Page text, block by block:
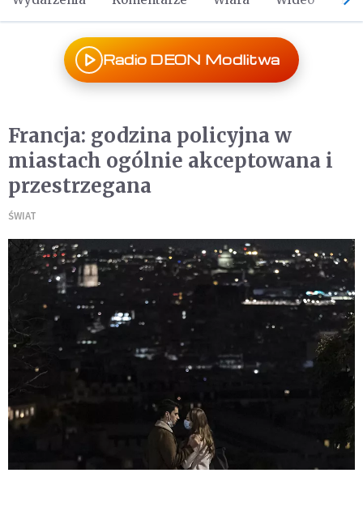
Radio DEON Modlitwa
Francja: godzina policyjna w
miastach ogólnie akceptowana i
przestrzegana
ŚWIAT